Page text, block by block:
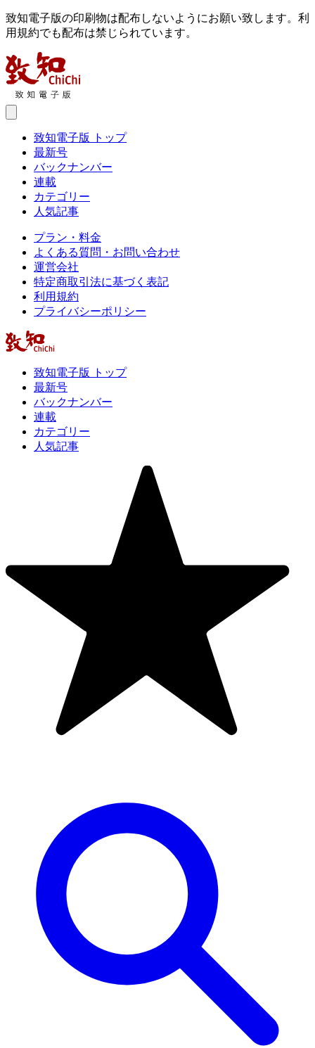
致知電子版の印刷物は配布しないようにお願い致します。利
用規約でも配布は禁じられています。
致知電子版 トップ
最新号
バックナンバー
連載
カテゴリー
人気記事
プラン・料金
よくある質問・お問い合わせ
運営会社
特定商取引法に基づく表記
利用規約
プライバシーポリシー
致知電子版 トップ
最新号
バックナンバー
連載
カテゴリー
人気記事